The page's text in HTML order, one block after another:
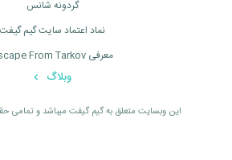
گردونه شانس
نماد اعتماد سایت گیم گیفت
معرفی Escape From Tarkov
وبلاگ
اين وبسايت متعلق به گیم گیفت ميباشد و تمامی